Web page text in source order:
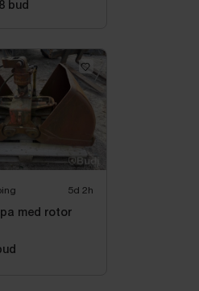
8 bud
5d 2h
med rotor